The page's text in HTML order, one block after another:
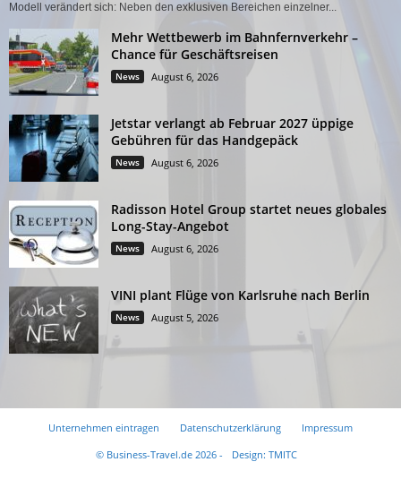
Modell verändert sich: Neben den exklusiven Bereichen einzelner...
Mehr Wettbewerb im Bahnfernverkehr –
Chance für Geschäftsreisen
News August 6, 2026
Jetstar verlangt ab Februar 2027 üppige
Gebühren für das Handgepäck
News August 6, 2026
Radisson Hotel Group startet neues globales
Long-Stay-Angebot
News August 6, 2026
VINI plant Flüge von Karlsruhe nach Berlin
News August 5, 2026
Unternehmen eintragen Datenschutzerklärung
Impressum
© Business-Travel.de 2026 -
Design: TMITC